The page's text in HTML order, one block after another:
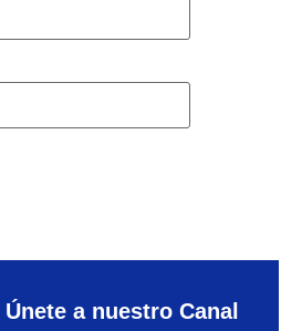
Únete a nuestro Canal